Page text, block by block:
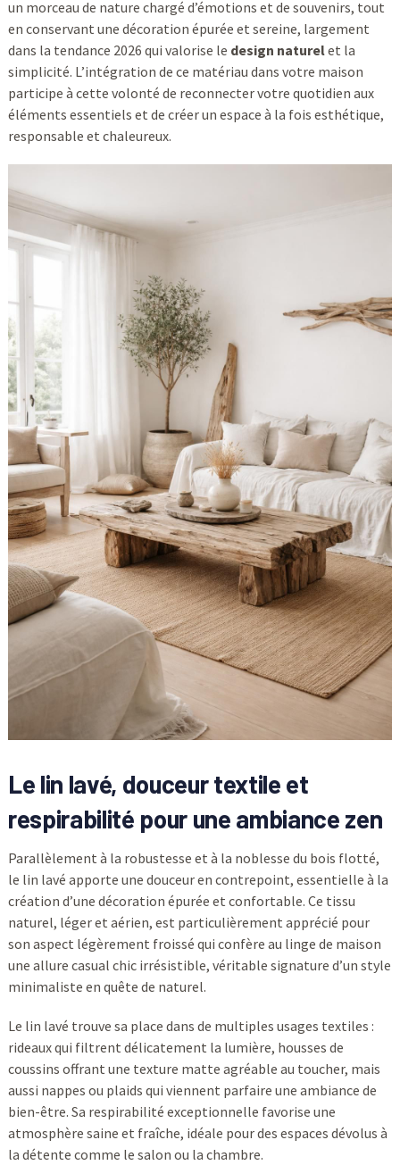
un morceau de nature chargé d’émotions et de souvenirs, tout
en conservant une décoration épurée et sereine, largement
dans la tendance 2026 qui valorise le design naturelet la
simplicité. L’intégration de ce matériau dans votre maison
participe à cette volonté de reconnecter votre quotidien aux
éléments essentiels et de créer un espace à la fois esthétique,
responsable et chaleureux.
Le lin lavé, douceur textile et
respirabilité pour une ambiance zen
Parallèlement à la robustesse et à la noblesse du bois flotté,
le lin lavé apporte une douceur en contrepoint, essentielle à la
création d’une décoration épurée et confortable. Ce tissu
naturel, léger et aérien, est particulièrement apprécié pour
son aspect légèrement froissé qui confère au linge de maison
une allure casual chic irrésistible, véritable signature d’un style
minimaliste en quête de naturel.
Le lin lavé trouve sa place dans de multiples usages textiles :
rideaux qui filtrent délicatement la lumière, housses de
coussins offrant une texture matte agréable au toucher, mais
aussi nappes ou plaids qui viennent parfaire une ambiance de
bien-être. Sa respirabilité exceptionnelle favorise une
atmosphère saine et fraîche, idéale pour des espaces dévolus à
la détente comme le salon ou la chambre.